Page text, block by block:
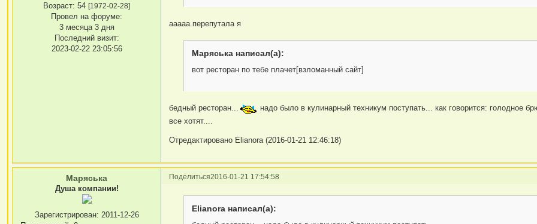
Возраст: 54[1972-02-28]
Провел на форуме:
3 месяца 3 дня
Последний визит:
2023-02-22 23:05:56
ааааа.перепутала я
Маряська написал(а):
вот ресторан по тебе плачет[взломанный сайт]
бедный ресторан...
надо было в кулинарный техникум поступать... как говорится: голодное
все хотят....
Отредактировано Elianora (2016-01-21 12:46:18)
Поделиться2016-01-21 17:54:58
Маряська
Душа компании!
Зарегистрирован: 2011-12-26
Elianora написал(а):